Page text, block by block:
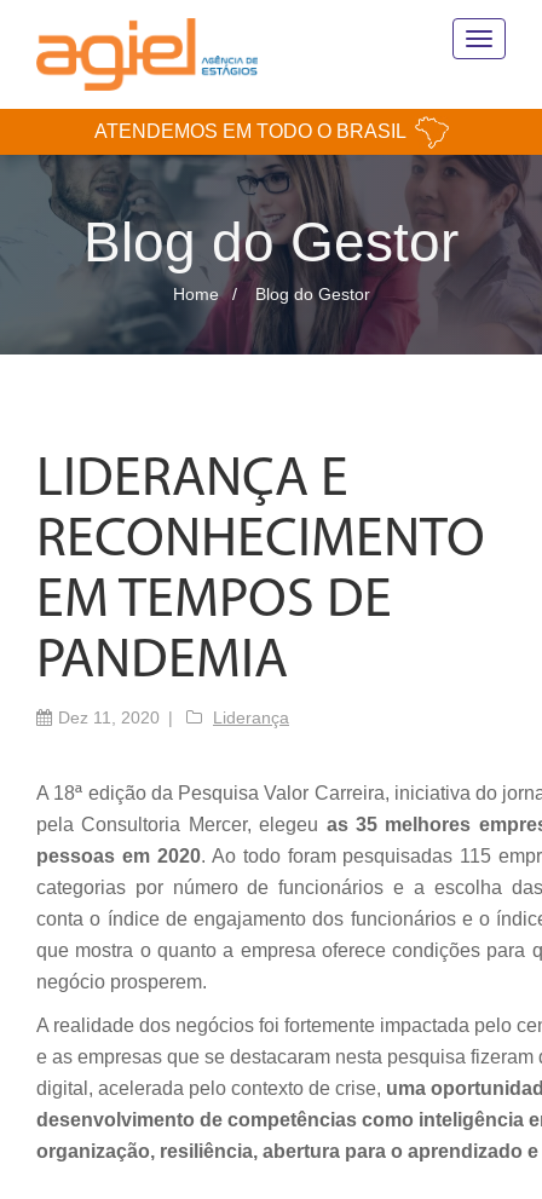
Toggle
ATENDEMOS EM TODO O BRASIL
Blog do Gestor
Home Blog do Gestor
LIDERANÇA E
RECONHECIMENTO
EM TEMPOS DE
PANDEMIA
Dez 11, 2020 Liderança
A 18ª edição da Pesquisa Valor Carreira, iniciativa do
pela Consultoria Mercer, elegeu as 35 melhores
pessoas em 2020. Ao todo foram pesquisadas 115
categorias por número de funcionários e a escolha
conta o índice de engajamento dos funcionários e o
que mostra o quanto a empresa oferece condições para
negócio prosperem.
A realidade dos negócios foi fortemente impactada pelo
e as empresas que se destacaram nesta pesquisa fizeram
digital, acelerada pelo contexto de crise, uma
desenvolvimento de competências como inteligência
organização, resiliência, abertura para o aprendizado